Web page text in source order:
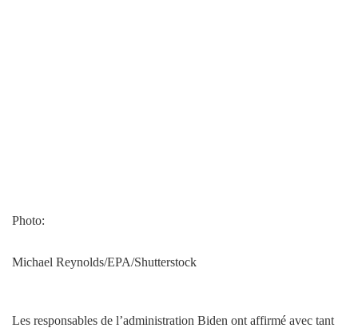
Photo:
Michael Reynolds/EPA/Shutterstock
Les responsables de l’administration Biden ont affirmé avec tant